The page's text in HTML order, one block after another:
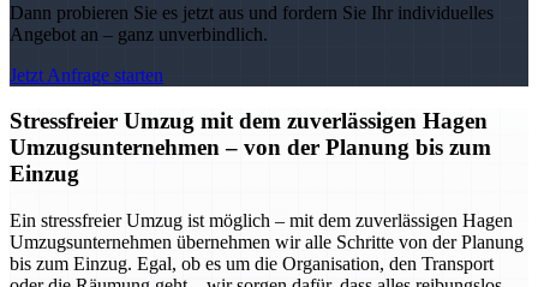
Dann probieren Sie es jetzt aus und fordern Sie Ihr individuelles
Angebot an – ganz unverbindlich.
Jetzt Anfrage starten
Stressfreier Umzug mit dem zuverlässigen Hagen
Umzugsunternehmen – von der Planung bis zum
Einzug
Ein stressfreier Umzug ist möglich – mit dem zuverlässigen Hagen
Umzugsunternehmen übernehmen wir alle Schritte von der Planung
bis zum Einzug. Egal, ob es um die Organisation, den Transport